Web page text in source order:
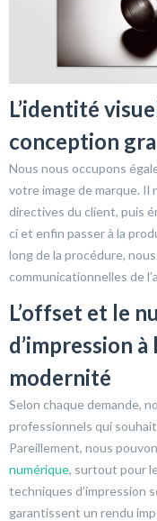
L’identité
conception
Nous nous occupons
votre image de marque. Il
directives du client, puis
ci et enfin passer à la
long de la procédure,
communicationnelles de
L’offset et le
d’impression
modernité
Selon chaque demande,
professionnels qui
Pareillement, nous
numérique, surtout pour
techniques d’impression
garantissent un rendu